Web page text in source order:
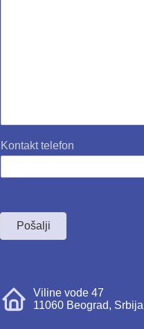
Kontakt telefon
Pošalji
Viline vode 47
11060 Beograd, Srbija